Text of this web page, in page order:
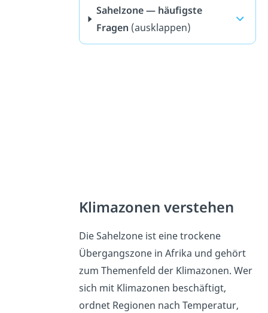
Sahelzone — häufigste
Fragen (ausklappen)
Klimazonen verstehen
Die Sahelzone ist eine trockene
Übergangszone in Afrika und gehört
zum Themenfeld der Klimazonen. Wer
sich mit Klimazonen beschäftigt,
ordnet Regionen nach Temperatur,